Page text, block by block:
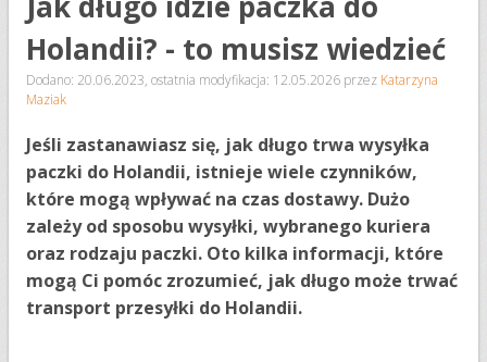
Holandii? - to musisz wiedzieć
Dodano: 20.06.2023, ostatnia modyfikacja: 12.05.2026 przez Katarzyna
Maziak
Jeśli zastanawiasz się, jak długo trwa wysyłka
paczki do Holandii, istnieje wiele czynników,
które mogą wpływać na czas dostawy. Dużo
zależy od sposobu wysyłki, wybranego kuriera
oraz rodzaju paczki. Oto kilka informacji, które
mogą Ci pomóc zrozumieć, jak długo może trwać
transport przesyłki do Holandii.